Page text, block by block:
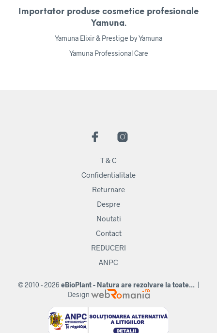
Importator produse cosmetice profesionale
Yamuna.
Yamuna Elixir & Prestige by Yamuna
Yamuna Professional Care
T & C
Confidentialitate
Returnare
Despre
Noutati
Contact
REDUCERI
ANPC
© 2010 - 2026 eBioPlant - Natura are rezolvare la toate... |
Design